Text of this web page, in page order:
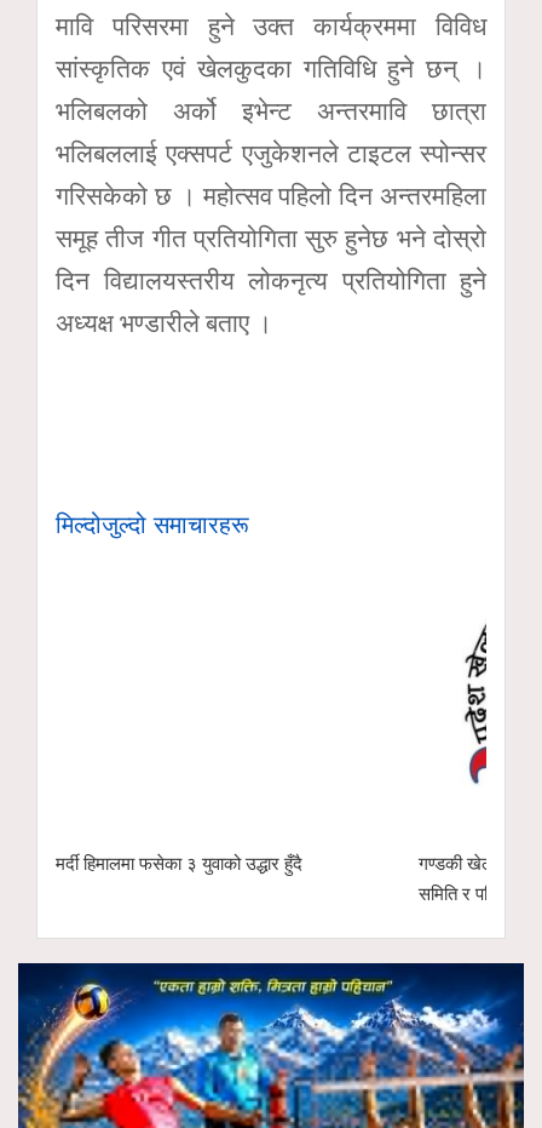
मावि परिसरमा हुने उक्त कार्यक्रममा विविध
सांस्कृतिक एवं खेलकुदका गतिविधि हुने छन् ।
भलिबलको अर्को इभेन्ट अन्तरमावि छात्रा
भलिबललाई एक्सपर्ट एजुकेशनले टाइटल स्पोन्सर
गरिसकेको छ । महोत्सव पहिलो दिन अन्तरमहिला
समूह तीज गीत प्रतियोगिता सुरु हुनेछ भने दोस्रो
दिन विद्यालयस्तरीय लोकनृत्य प्रतियोगिता हुने
अध्यक्ष भण्डारीले बताए ।
मिल्दोजुल्दो समाचारहरू
मर्दी हिमालमा फसेका ३ युवाको उद्धार हुँदै
गण्डकी खेलकुद
समिति र